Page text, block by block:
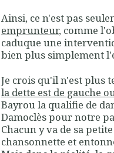
Ainsi, ce n'est pas
emprunteur, comme
caduque une
bien plus simplement
Je crois qu'il n'est plus
la dette est de gauche
Bayrou la qualifie de
Damoclès pour notre
Chacun y va de sa
chansonnette et